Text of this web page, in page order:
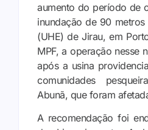
aumento do período de
inundação de 90
(UHE) de Jirau, em
MPF, a operação nesse
após a usina
comunidades
Abunã, que foram
A recomendação foi